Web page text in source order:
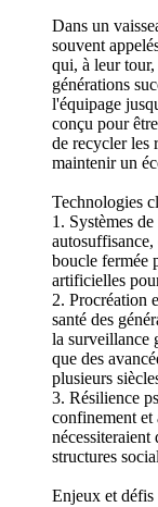
Dans un
souvent
qui, à leur
générations
l'équipage
conçu pour
de recycler les
maintenir un
Technologies
1. Systèmes
autosuffisance,
boucle fermée
artificielles
2. Procréation
santé des
la surveillance
que des
plusieurs
3. Résilience
confinement et
nécessiteraient
structures
Enjeux et défis